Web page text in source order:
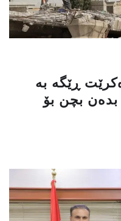
ڕێگە بە
بدەن بچن بۆ